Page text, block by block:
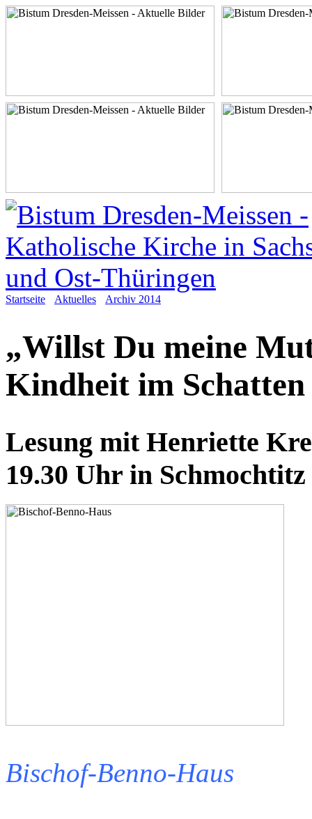
Startseite Aktuelles Archiv 2014
„Willst Du meine
Kindheit im Schatten
Lesung mit Henriette
19.30 Uhr in Schmochtitz
Bischof-Benno-Haus